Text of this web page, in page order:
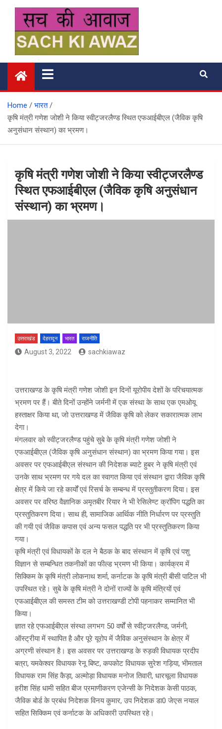
content
सच की आवाज
Home
भारत
कृषि मंत्री गणेश जोशी ने किया स्वीट्जरलैण्ड स्थित एफआईबीएल (जैविक कृषि
अनुसंधान संस्थान) का भ्रमण।
कृषि मंत्री गणेश जोशी ने किया स्वीट्जरलैण्ड
स्थित एफआईबीएल (जैविक कृषि अनुसंधान
संस्थान) का भ्रमण।
उत्तराखंड देहरादून भारत राजनीति
August 3, 2022 sachkiawaz
उत्तराखण्ड के कृषि मंत्री गणेश जोशी इन दिनों यूरोपीय देशों के परिचयात्मक
भ्रमण पर हैं। बीते दिनों उन्होंने जर्मनी में एक संस्था के साथ एक एमओयू
हस्ताक्षर किया था, जो उत्तराखण्ड में जैविक कृषि को लेकर सकारात्मक लाभ
देगा।
मंगलवार को स्वीट्जरलैण्ड पहुंचे सुबे के कृषि मंत्री गणेश जोशी ने
एफआईबीएल (जैविक कृषि अनुसंधान संस्थान) का भ्रमण किया गया। इस
अवसर पर एफआईबीएल संस्थान की निदेशक ब्याटे हुबर ने कृषि मंत्री एवं
उनके साथ भ्रमण पर गये दल का स्वागत किया एवं संस्थान द्वारा जैविक कृषि
क्षेत्र में किये जा रहे कार्यों एवं रिसर्च के सम्बन्ध में प्रस्तुतीकरण दिया। इस
अवसर पर वरिष्ठ वैज्ञानिक अमृतबीर रियार ने भी रेसिलेण्ट क्रॉपिग पद्धति का
प्रस्तुतिकरण दिया। साथ ही, सामाजिक आर्थिक नीति निर्धारण पर प्रस्तुति
की गयी एवं जैविक कपास एवं अन्य फसल पद्धति पर भी प्रस्तुतिकरण किया
गया।
कृषि मंत्री एवं विधायकों के दल ने बैठक के बाद संस्थान में कृषि एवं पशु
विज्ञान से सम्बन्धित तकनीकों का फील्ड भ्रमण भी किया। कार्यक्रम में
सिक्किम के कृषि मंत्री लोकनाथ शर्मा, कर्नाटक के कृषि मंत्री बीसी पाटिल भी
उपस्थित रहे। सुबे के कृषि मंत्री ने दोनों राज्यों के कृषि मंत्रियों एवं
एफआईबीएल की समस्त टीम को उत्तराखण्डी टोपी पहनाकर सम्मानित भी
किया।
ज्ञात रहे एफआईबीएल संस्था लगभग 50 वर्षों से स्वीट्जरलैण्ड, जर्मनी,
ऑस्ट्रीया में स्थापित है और पूरे यूरोप में जैविक अनुसंस्थान के क्षेत्र में
अग्रणी संस्थान है। इस अवसर पर उत्तराखण्ड के रुड़की विधायक प्रदीप
बत्रा, यमकेश्वर विधायक रेनू बिष्ट, कपकोट विधायक सुरेश गड़िया, भीमताल
विधायक राम सिंह कैड़ा, अल्मोड़ा विधायक मनोज तिवारी, धारचूला विधायक
हरीश सिंह धामी सहित बीज प्रमाणीकरण एजेन्सी के निदेशक केसी पाठक,
जैविक बोर्ड के प्रबंध निदेशक विनय कुमार, उप निदेशक डा0 जेएस नयाल
सहित सिक्किम एवं कर्नाटक के अधिकारी उपस्थित रहे।